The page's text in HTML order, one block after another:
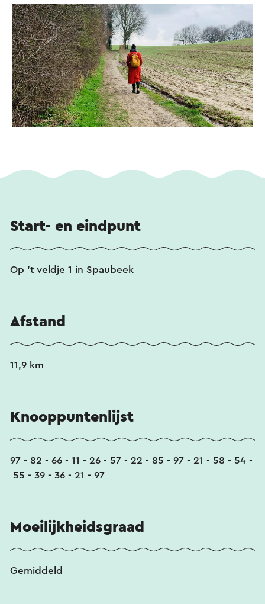
Start- en eindpunt
Op 't veldje 1 in Spaubeek
Afstand
11,9 km
Knooppuntenlijst
97 - 82 - 66 - 11 - 26 - 57 - 22 - 85 - 97 - 21 - 58 - 54 -
55 - 39 - 36 - 21 - 97
Moeilijkheidsgraad
Gemiddeld